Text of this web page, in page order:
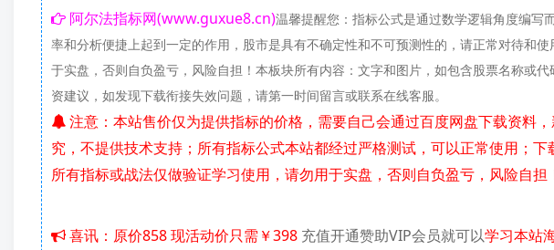
阿尔法指标网(www.guxue8.cn)温馨提醒您：指标公式是通过数学逻辑角度编写
率和分析便捷上起到一定的作用，股市是具有不确定性和不可预测性的，请正常对待和
于实盘，否则自负盈亏，风险自担！本板块所有内容：文字和图片，如包含股票名称或
资建议，如发现下载衔接失效问题，请第一时间留言或联系在线客服。
究，不提供技术支持；所有指标公式本站都经过严格测试，可以正常使用；
所有指标或战法仅做验证学习使用，请勿用于实盘，否则自负盈亏，风险自担
喜讯：原价858 现活动价只需￥398 充值开通赞助VIP会员就可以学习本站